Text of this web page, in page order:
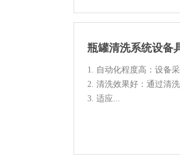
瓶罐清洗系统设备
1. 自动化程度高：设备
2. 清洗效果好：通过清
3. 适应...